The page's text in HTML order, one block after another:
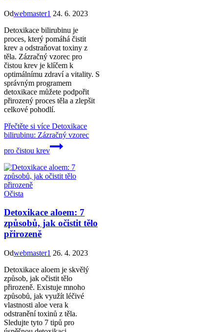
Odwebmaster1 24. 6. 2023
Detoxikace bilirubinu je
proces, který pomáhá čistit
krev a odstraňovat toxiny z
těla. Zázračný vzorec pro
čistou krev je klíčem k
optimálnímu zdraví a vitality. S
správným programem
detoxikace můžete podpořit
přirozený proces těla a zlepšit
celkové pohodlí.
Přečtěte si více Detoxikace
bilirubinu: Zázračný vzorec
pro čistou krev
Očista
Detoxikace aloem: 7
způsobů, jak očistit tělo
přirozeně
Odwebmaster1 26. 4. 2023
Detoxikace aloem je skvělý
způsob, jak očistit tělo
přirozeně. Existuje mnoho
způsobů, jak využít léčivé
vlastnosti aloe vera k
odstranění toxinů z těla.
Sledujte tyto 7 tipů pro